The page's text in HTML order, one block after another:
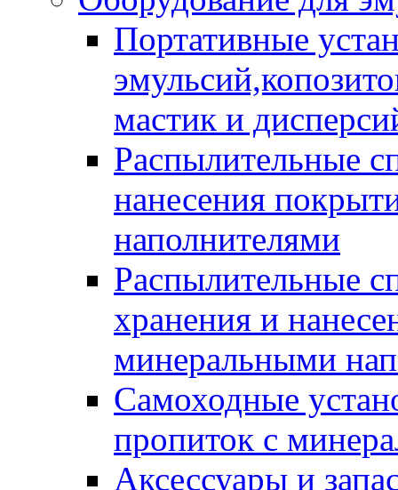
Портативные
мастик и
Распылительные
нанесения
наполнителями
Распылительные
хранения и
минеральными
Самоходные
пропиток с
Аксессуары и